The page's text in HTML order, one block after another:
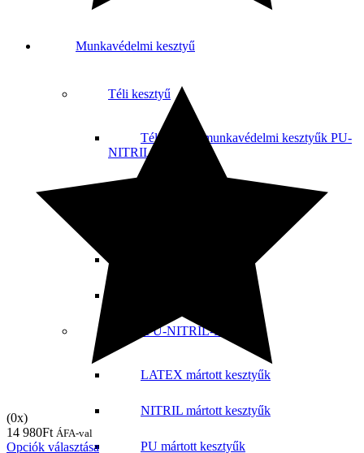
Munkavédelmi kesztyű
Téli kesztyű
Téli mártott munkavédelmi kesztyűk PU-
NITRIL-LATEX
Mártot PU-NITRIL-LATEX
LATEX mártott kesztyűk
NITRIL mártott kesztyűk
PU mártott kesztyűk
(0x)
14 980Ft ÁFA-val
Opciók választása